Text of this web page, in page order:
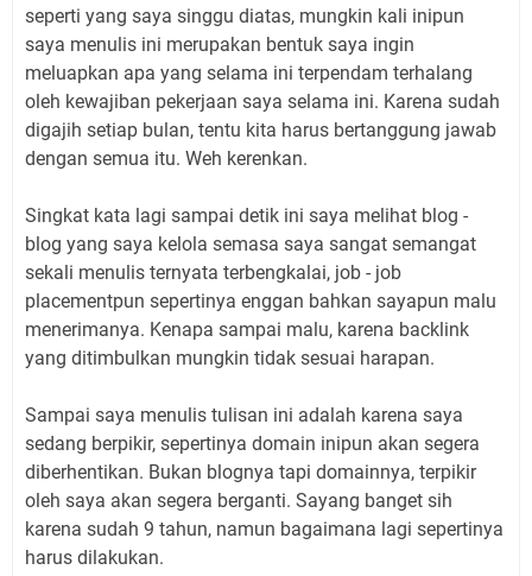
seperti yang saya singgu diatas, mungkin kali inipun
saya menulis ini merupakan bentuk saya ingin
meluapkan apa yang selama ini terpendam terhalang
oleh kewajiban pekerjaan saya selama ini. Karena sudah
digajih setiap bulan, tentu kita harus bertanggung jawab
dengan semua itu. Weh kerenkan.
Singkat kata lagi sampai detik ini saya melihat blog -
blog yang saya kelola semasa saya sangat semangat
sekali menulis ternyata terbengkalai, job - job
placementpun sepertinya enggan bahkan sayapun malu
menerimanya. Kenapa sampai malu, karena backlink
yang ditimbulkan mungkin tidak sesuai harapan.
Sampai saya menulis tulisan ini adalah karena saya
sedang berpikir, sepertinya domain inipun akan segera
diberhentikan. Bukan blognya tapi domainnya, terpikir
oleh saya akan segera berganti. Sayang banget sih
karena sudah 9 tahun, namun bagaimana lagi sepertinya
harus dilakukan.